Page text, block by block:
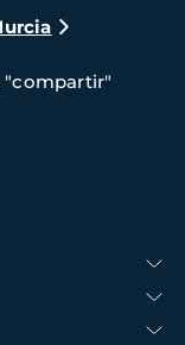
"compartir"